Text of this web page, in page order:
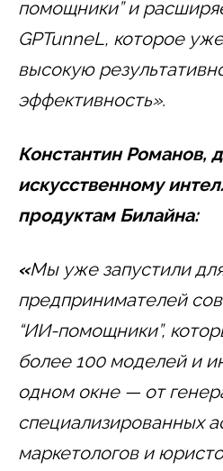
помощники” и
GPTunneL, которое
высокую
эффективность».
Константин Романов,
искусственному
продуктам Билайна:
«Мы уже запустили
предпринимателей
“ИИ-помощники”,
более 100 моделей и
одном окне — от
специализированных
маркетологов и